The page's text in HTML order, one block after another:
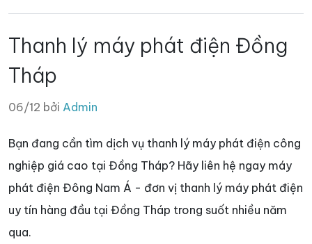
Thanh lý máy phát điện Đồng
Tháp
06/12 bởi Admin
Bạn đang cần tìm dịch vụ thanh lý máy phát điện công
nghiệp giá cao tại Đồng Tháp? Hãy liên hệ ngay máy
phát điện Đông Nam Á - đơn vị thanh lý máy phát điện
uy tín hàng đầu tại Đồng Tháp trong suốt nhiều năm
qua.